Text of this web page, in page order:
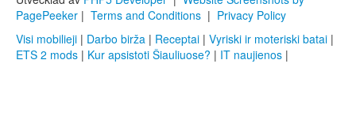
PagePeeker | Terms and Conditions | Privacy Policy
Visi mobilieji | Darbo birža | Receptai | Vyriski ir moteriski batai |
ETS 2 mods | Kur apsistoti Šiauliuose? | IT naujienos |